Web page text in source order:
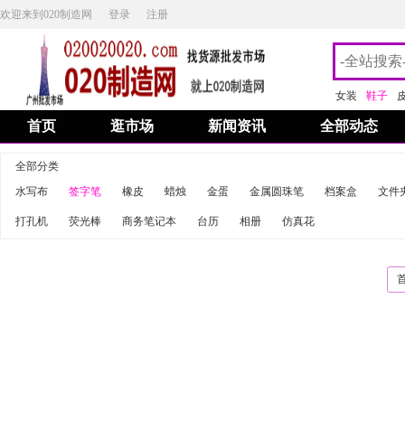
欢迎来到020制造网 登录 注册
女装 鞋子
首页 逛市场 新闻资讯 全部动态
全部分类
水写布
签字笔 橡皮 蜡烛 金蛋 金属圆珠笔 档案盒 文件
打孔机 荧光棒 商务笔记本 台历 相册 仿真花